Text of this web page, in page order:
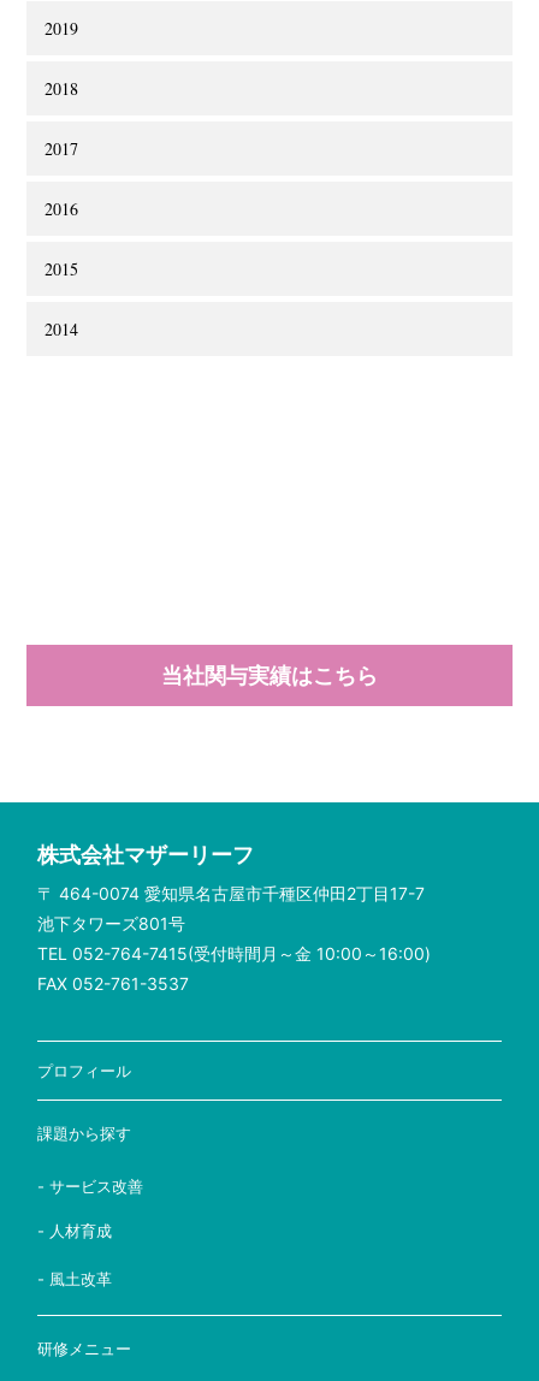
2019
2018
2017
2016
2015
2014
当社関与実績はこちら
株式会社マザーリーフ
〒 464-0074 愛知県名古屋市千種区仲田2丁目17-7
池下タワーズ801号
TEL 052-764-7415(受付時間月～金 10:00～16:00)
FAX 052-761-3537
プロフィール
課題から探す
- サービス改善
- 人材育成
- 風土改革
研修メニュー